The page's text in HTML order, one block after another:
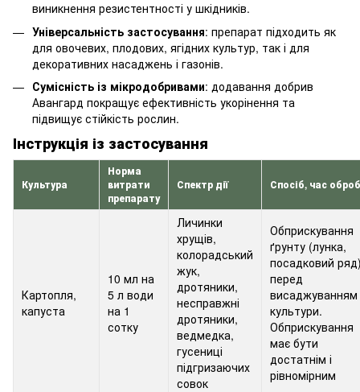
виникнення резистентності у шкідників.
Універсальність застосування: препарат підходить як
для овочевих, плодових, ягідних культур, так і для
декоративних насаджень і газонів.
Сумісність із мікродобривами: додавання добрив
Авангард покращує ефективність укорінення та
підвищує стійкість рослин.
Інструкція із застосування
Культура
Норма
витрати
препарату
Спектр дії Спосіб, час
Картопля,
капуста
10 мл на
5 л води
на 1
сотку
Личинки
хрущів,
колорадський
жук,
дротяники,
несправжні
дротяники,
ведмедка,
гусениці
підгризаючих
совок
Обприскування
ґрунту (лунка,
посадковий
перед
висаджуванням
культури.
Обприскування
має бути
достатнім і
рівномірним